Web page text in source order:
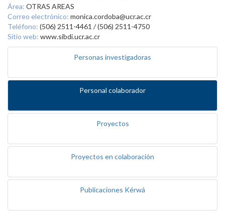
Área: OTRAS AREAS
Correo electrónico: monica.cordoba@ucr.ac.cr
Teléfono: (506) 2511-4461 / (506) 2511-4750
Sitio web: www.sibdi.ucr.ac.cr
Personas investigadoras
Personal colaborador
Proyectos
Proyectos en colaboración
Publicaciones Kérwá